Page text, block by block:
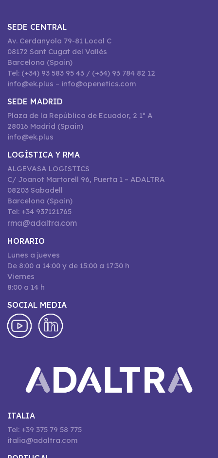
SEDE CENTRAL
Av. Cerdanyola 79-81 Local C
08172 Sant Cugat del Vallès
Barcelona (Spain)
Tel: (+34) 93 583 95 43 / (+34) 93 784 82 12
info@ek.plus – info@openetics.com
SEDE MADRID
Plaza de la República de Ecuador, 2 1º A
28016 Madrid (Spain)
info@ek.plus
LOGÍSTICA Y RMA
ALGEVASA LOGISTICS
C/ Joanot Martorell 96, Puerta 1 – ADALTRA
08203 Sabadell
Barcelona (Spain)
Tel: +34 937121765
rma@adaltra.com
HORARIO
Lunes a jueves
De 8:00 a 14:00 y de 15:00 a 17:30 h
Viernes
8:00 a 14 h
SOCIAL MEDIA
ITALIA
Tel: +39 375 79 58 775
italia@adaltra.com